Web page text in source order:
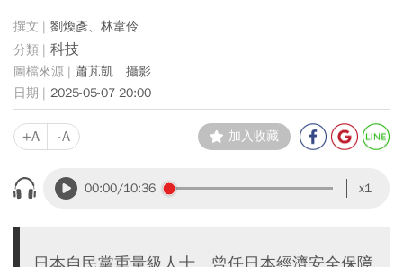
劉煥彥、林韋伶
科技
蕭芃凱 攝影
2025-05-07 20:00
+A -A 加入收藏
00:00/10:36 x1